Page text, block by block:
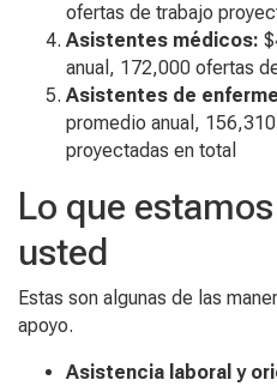
ofertas de trabajo
Asistentes médicos:
anual, 172,000 ofertas
Asistentes de
promedio anual,
proyectadas en total
Lo que
usted
Estas son algunas de las
apoyo.
Asistencia laboral y